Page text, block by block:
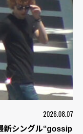
2026.08.07
新シングル“gossip